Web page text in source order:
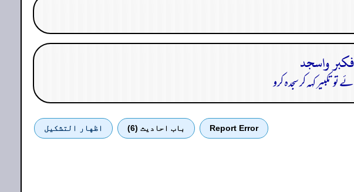
تکبیر کہہ کر سجدہ کرو
Report Error باب احادیث (6) اظهار التشكيل